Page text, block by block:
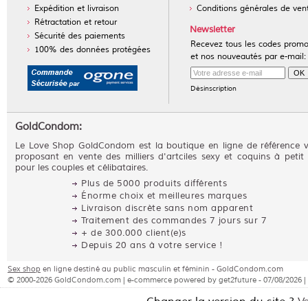
Expédition et livraison
Rétractation et retour
Sécurité des paiements
100% des données protégées
Conditions générales de
Newsletter
Recevez tous les codes
et nos nouveautés par e-mail:
Désinscription
GoldCondom:
Le Love Shop GoldCondom est la boutique en ligne de référence
proposant en vente des milliers d'artciles sexy et coquins à petit
pour les couples et célibataires.
Plus de 5000 produits différents
Énorme choix et meilleures marques
Livraison discrète sans nom apparent
Traitement des commandes 7 jours sur 7
+ de 300.000 client(e)s
Depuis 20 ans à votre service !
Sex shop en ligne destiné au public masculin et féminin - GoldCondom.com
© 2000-2026 GoldCondom.com | e-commerce powered by get2future - 07/08/2026 |